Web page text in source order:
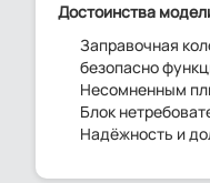
Достоинства
Заправочная
безопасно
Несомненным
Блок
Надёжность и